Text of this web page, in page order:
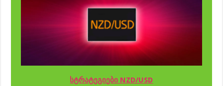
სტრატეგიები NZD/USD